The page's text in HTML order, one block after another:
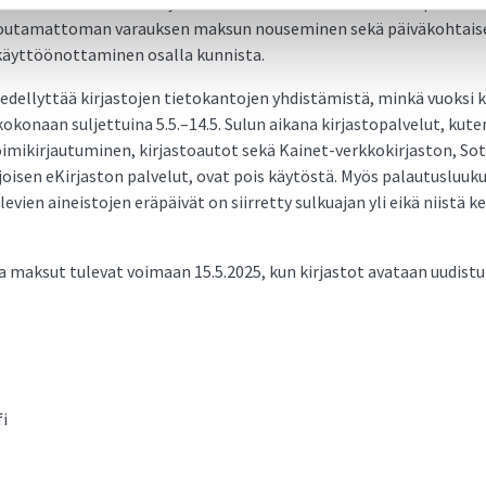
varauksen maksun nouseminen sekä
osalla kunnista.
kirjastojen tietokantojen yhdistämistä, minkä vuoksi
suljettuina 5.5.–14.5. Sulun aikana kirjastopalvelut,
kirjastoautot sekä Kainet-verkkokirjaston,
eKirjaston palvelut, ovat pois käytöstä. Myös
aineistojen eräpäivät on siirretty sulkuajan yli eikä niistä
tulevat voimaan 15.5.2025, kun kirjastot avataan